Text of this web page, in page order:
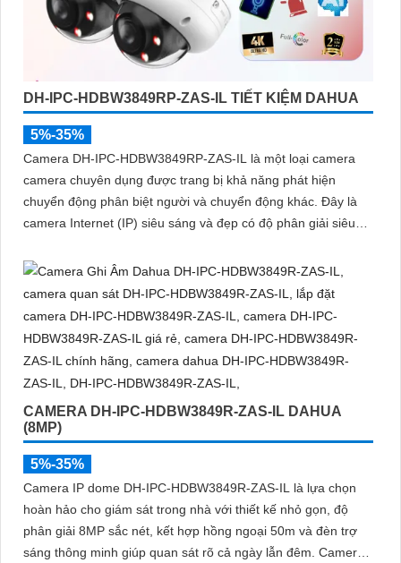
DH-IPC-HDBW3849RP-ZAS-IL TIẾT KIỆM DAHUA
5%-35%
Camera DH-IPC-HDBW3849RP-ZAS-IL là một loại camera
camera chuyên dụng được trang bị khả năng phát hiện
chuyển động phân biệt người và chuyển động khác. Đây là
camera Internet (IP) siêu sáng và đẹp có độ phân giải siêu
CAMERA DH-IPC-HDBW3849R-ZAS-IL DAHUA
(8MP)
5%-35%
Camera IP dome DH-IPC-HDBW3849R-ZAS-IL là lựa chọn
hoàn hảo cho giám sát trong nhà với thiết kế nhỏ gọn, độ
phân giải 8MP sắc nét, kết hợp hồng ngoại 50m và đèn trợ
sáng thông minh giúp quan sát rõ cả ngày lẫn đêm. Camera